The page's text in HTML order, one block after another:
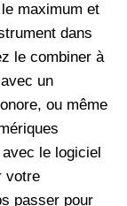
maximum et
dans
le combiner à
un
ou même
le logiciel
votre
passer pour